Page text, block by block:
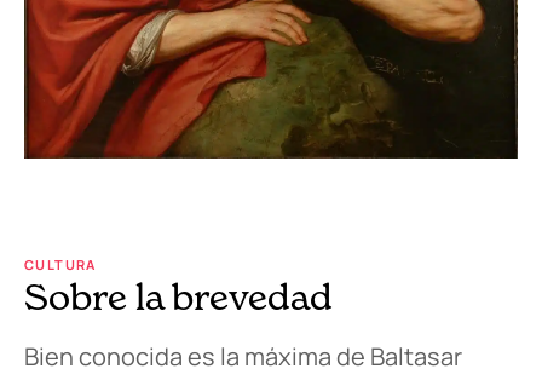
CULTURA
Sobre la brevedad
Bien conocida es la máxima de Baltasar